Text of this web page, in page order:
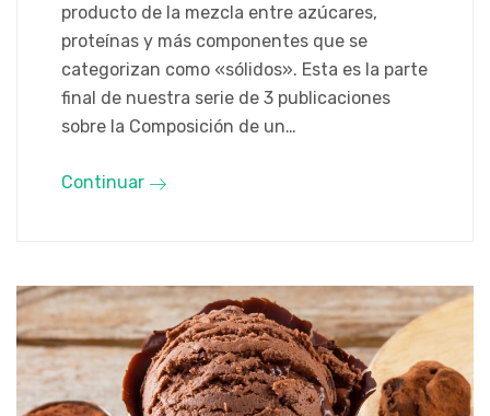
producto de la mezcla entre azúcares,
proteínas y más componentes que se
categorizan como «sólidos». Esta es la parte
final de nuestra serie de 3 publicaciones
sobre la Composición de un…
Continuar